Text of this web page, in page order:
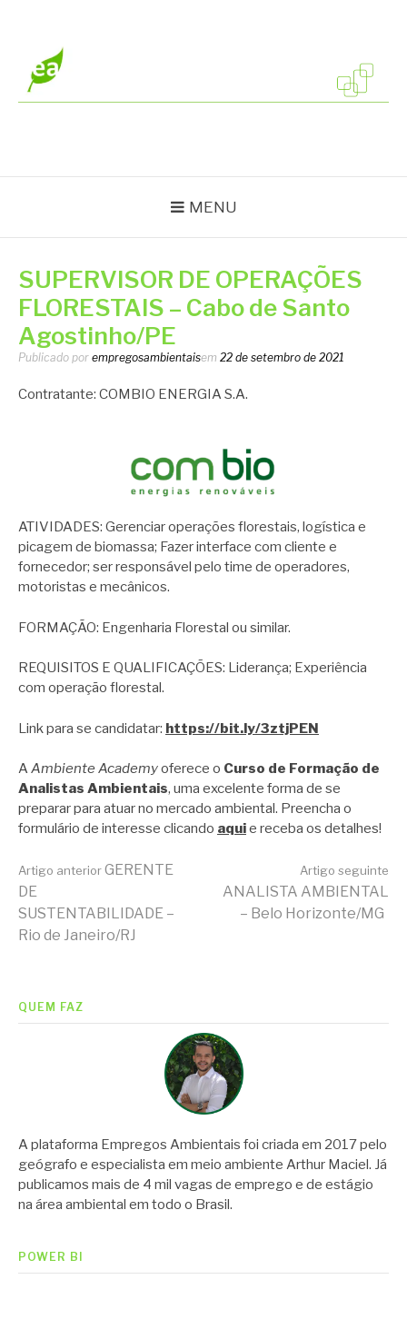
conteúdo
MENU
SUPERVISOR DE OPERAÇÕES
FLORESTAIS – Cabo de Santo
Agostinho/PE
Publicado por empregosambientaisem 22 de setembro de 2021
Contratante: COMBIO ENERGIA S.A.
ATIVIDADES: Gerenciar operações florestais, logística e
picagem de biomassa; Fazer interface com cliente e
fornecedor; ser responsável pelo time de operadores,
motoristas e mecânicos.
FORMAÇÃO: Engenharia Florestal ou similar.
REQUISITOS E QUALIFICAÇÕES: Liderança; Experiência
com operação florestal.
Link para se candidatar: https://bit.ly/3ztjPEN
AAmbiente Academyoferece o Curso de Formação de
Analistas Ambientais, uma excelente forma de se
preparar para atuar no mercado ambiental. Preencha o
formulário de interesse clicando aquie receba os detalhes!
Continue
lendo
Artigo anteriorGERENTE
DE
SUSTENTABILIDADE –
Rio de Janeiro/RJ
Artigo seguinte
ANALISTA AMBIENTAL
– Belo Horizonte/MG
QUEM FAZ
A plataforma Empregos Ambientais foi criada em 2017 pelo
geógrafo e especialista em meio ambiente Arthur Maciel. Já
publicamos mais de 4 mil vagas de emprego e de estágio
na área ambiental em todo o Brasil.
POWER BI